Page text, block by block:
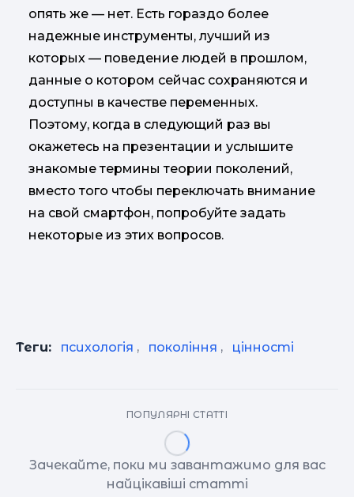
опять же — нет. Есть гораздо более
надежные инструменты, лучший из
которых — поведение людей в прошлом,
данные о котором сейчас сохраняются и
доступны в качестве переменных.
Поэтому, когда в следующий раз вы
окажетесь на презентации и услышите
знакомые термины теории поколений,
вместо того чтобы переключать внимание
на свой смартфон, попробуйте задать
некоторые из этих вопросов.
Теги: психологія , покоління , цінності
ПОПУЛЯРНІ СТАТТІ
Зачекайте, поки ми завантажимо для вас
найцікавіші статті